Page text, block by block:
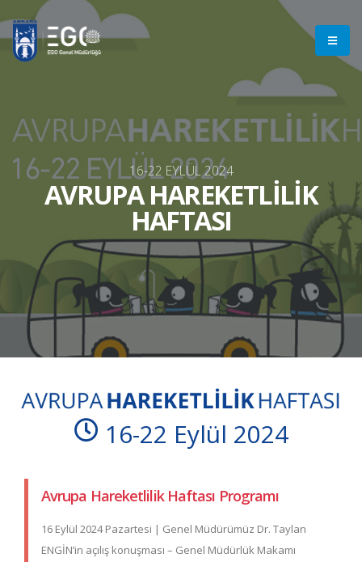
16-22 EYLÜL 2024
AVRUPA HAREKETLİLİK
HAFTASI
16-22 Eylül 2024
Avrupa Hareketlilik Haftası Programı
16 Eylül 2024 Pazartesi | Genel Müdürümüz Dr. Taylan
ENGİN’in açılış konuşması – Genel Müdürlük Makamı